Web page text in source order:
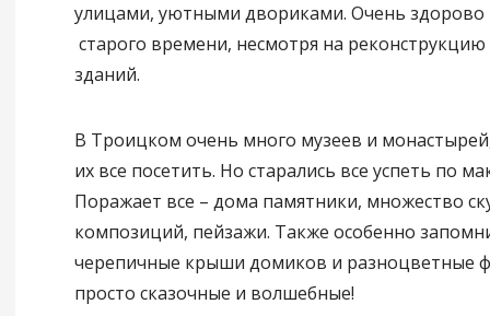
улицами, уютными двориками. Очень здорово
старого времени, несмотря на
зданий.
В Троицком очень много музеев и
их все посетить. Но старались все успеть по
Поражает все – дома памятники, множество
композиций, пейзажи. Также особенно
черепичные крыши домиков и разноцветные
просто сказочные и волшебные!